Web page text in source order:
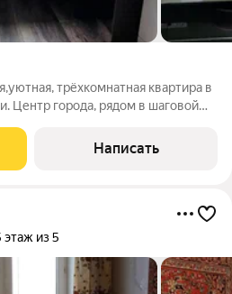
трёхкомнатная квартира в
Центр города, рядом в шаговой
2 комнаты раздельные, кухня под
Написать
этаж из 5